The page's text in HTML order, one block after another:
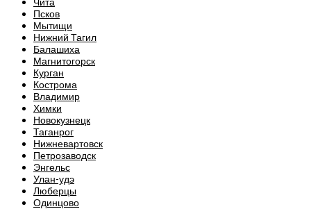
Псков
Мытищи
Нижний Тагил
Балашиха
Магнитогорск
Курган
Кострома
Владимир
Химки
Новокузнецк
Таганрог
Нижневартовск
Петрозаводск
Энгельс
Улан-удэ
Люберцы
Одинцово